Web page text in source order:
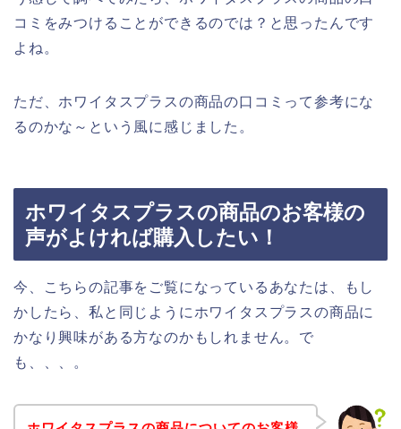
コミをみつけることができるのでは？と思ったんです
よね。
ただ、ホワイタスプラスの商品の口コミって参考にな
るのかな～という風に感じました。
ホワイタスプラスの商品のお客様の
声がよければ購入したい！
今、こちらの記事をご覧になっているあなたは、もし
かしたら、私と同じようにホワイタスプラスの商品に
かなり興味がある方なのかもしれません。で
も、、、。